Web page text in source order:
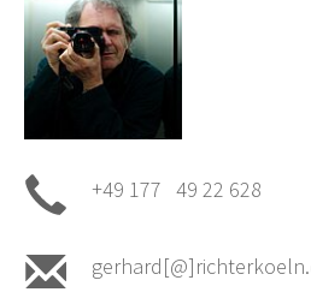
+49 177 49 22 628